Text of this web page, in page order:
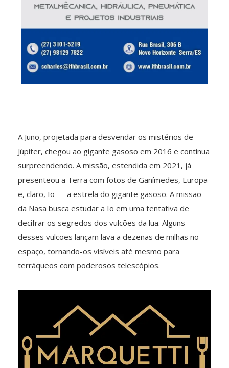
A Juno, projetada para desvendar os mistérios de
Júpiter, chegou ao gigante gasoso em 2016 e continua
surpreendendo. A missão, estendida em 2021, já
presenteou a Terra com fotos de Ganímedes, Europa
e, claro, Io — a estrela do gigante gasoso. A missão
da Nasa busca estudar a Io em uma tentativa de
decifrar os segredos dos vulcões da lua. Alguns
desses vulcões lançam lava a dezenas de milhas no
espaço, tornando-os visíveis até mesmo para
terráqueos com poderosos telescópios.